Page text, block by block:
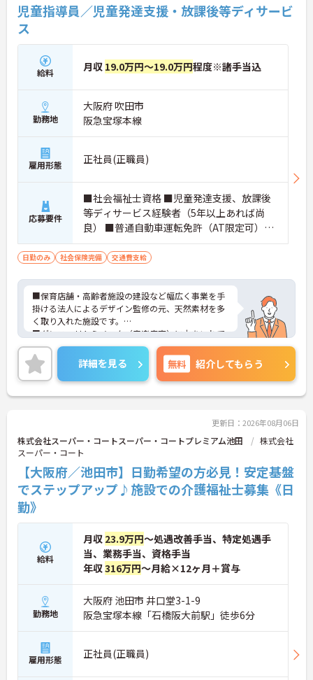
児童指導員／児童発達支援・放課後等ディサービ
ス
給料 月収 19.0万円～19.0万円程度※諸手当込
勤務地
大阪府 吹田市
阪急宝塚本線
雇用形態 正社員(正職員)
応募要件
■社会福祉士資格 ■児童発達支援、放課後
等ディサービス経験者（5年以上あれば尚
良） ■普通自動車運転免許（AT限定可）必
須
日勤のみ 社会保険完備 交通費支給
■保育店舗・高齢者施設の建設など幅広く事業を手
掛ける法人によるデザイン監修の元、天然素材を多
く取り入れた施設です。
■ダンス、リトミメック（音楽療育）に力をいれて
います。
■日曜が定休の週休2日制の勤務形態で、プライベ
ートを大切にしながら働くことができます。
詳細を見る 無料 紹介してもらう
更新日：2026年08月06日
株式会社スーパー・コートスーパー・コートプレミアム池田
株式会社
スーパー・コート
【大阪府／池田市】日勤希望の方必見！安定基盤
でステップアップ♪施設での介護福祉士募集《日
勤》
給料
月収 23.9万円～処遇改善手当、特定処遇手
当、業務手当、資格手当
年収316万円～月給×12ヶ月＋賞与
勤務地
大阪府 池田市 井口堂3-1-9
阪急宝塚本線「石橋阪大前駅」徒歩6分
雇用形態 正社員(正職員)